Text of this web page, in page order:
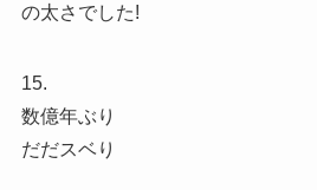
の太さでした!
15.
数億年ぶり
だだスベり